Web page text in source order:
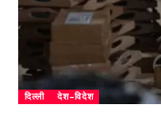
दिल्ली देश-विदेश